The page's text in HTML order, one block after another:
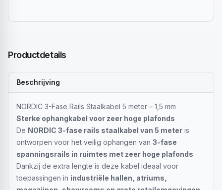
Productdetails
Beschrijving
NORDIC 3-Fase Rails Staalkabel 5 meter – 1,5 mm
Sterke ophangkabel voor zeer hoge plafonds
De NORDIC 3-fase rails staalkabel van 5 meter is
ontworpen voor het veilig ophangen van 3-fase
spanningsrails in ruimtes met zeer hoge plafonds.
Dankzij de extra lengte is deze kabel ideaal voor
toepassingen in industriële hallen, atriums,